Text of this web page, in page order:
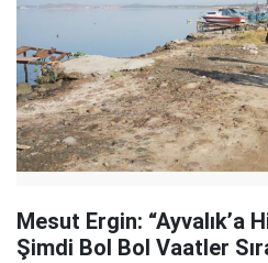
Mesut Ergin: “Ayvalık’a
Şimdi Bol Bol Vaatler